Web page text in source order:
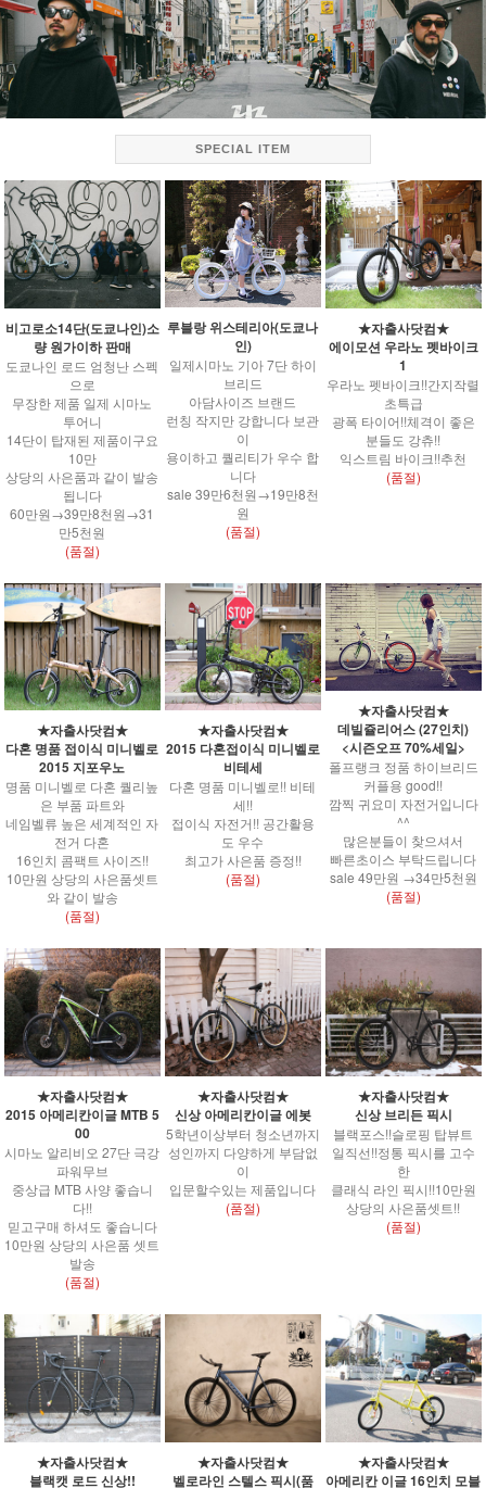
SPECIAL ITEM
비고로소14단(도쿄나인)소
량 원가이하 판매
도쿄나인 로드 엄청난 스펙
으로
무장한 제품 일제 시마노
투어니
14단이 탑재된 제품이구요
10만
상당의 사은품과 같이 발송
됩니다
60만원→39만8천원→31
만5천원
(품절)
루블랑 위스테리아(도쿄나
인)
일제시마노 기아 7단 하이
브리드
아담사이즈 브랜드
런칭 작지만 강합니다 보관
이
용이하고 퀄리티가 우수 합
니다
sale 39만6천원→19만8천
원
(품절)
★자출사닷컴★
에이모션 우라노 펫바이크
1
우라노 펫바이크!!간지작렬
초특급
광폭 타이어!!체격이 좋은
분들도 강츄!!
익스트림 바이크!!추천
(품절)
★자출사닷컴★
다혼 명품 접이식 미니벨로
2015 지포우노
명품 미니벨로 다혼 퀄리높
은 부품 파트와
네임벨류 높은 세계적인 자
전거 다혼
16인치 콤팩트 사이즈!!
10만원 상당의 사은품셋트
와 같이 발송
(품절)
★자출사닷컴★
2015 다혼접이식 미니벨로
비테세
다혼 명품 미니벨로!! 비테
세!!
접이식 자전거!! 공간활용
도 우수
최고가 사은품 증정!!
(품절)
★자출사닷컴★
데빌쥴리어스 (27인치)
<시즌오프 70%세일>
폴프랭크 정품 하이브리드
커플용 good!!
깜찍 귀요미 자전거입니다
^^
많은분들이 찾으셔서
빠른초이스 부탁드립니다
sale 49만원 →34만5천원
(품절)
★자출사닷컴★
2015 아메리칸이글 MTB 5
00
시마노 알리비오 27단 극강
파워무브
중상급 MTB 사양 좋습니
다!!
믿고구매 하셔도 좋습니다
10만원 상당의 사은품 셋트
발송
(품절)
★자출사닷컴★
신상 아메리칸이글 에봇
5학년이상부터 청소년까지
성인까지 다양하게 부담없
이
입문할수있는 제품입니다
(품절)
★자출사닷컴★
신상 브리든 픽시
블랙포스!!슬로핑 탑뷰트
일직선!!정통 픽시를 고수
한
클래식 라인 픽시!!10만원
상당의 사은품셋트!!
(품절)
★자출사닷컴★
블랙캣 로드 신상!!
★자출사닷컴★
벨로라인 스텔스 픽시(품
★자출사닷컴★
아메리칸 이글 16인치 모블